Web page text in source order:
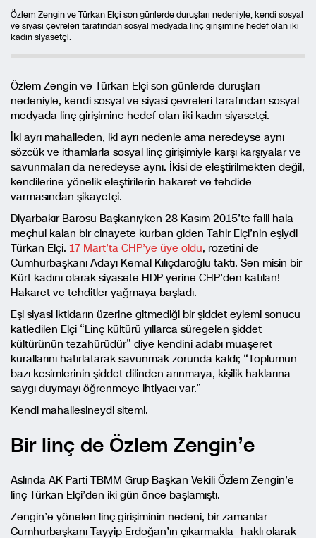
Özlem Zengin ve Türkan Elçi son günlerde duruşları nedeniyle, kendi sosyal
ve siyasi çevreleri tarafından sosyal medyada linç girişimine hedef olan iki
kadın siyasetçi.
Özlem Zengin ve Türkan Elçi son günlerde duruşları
nedeniyle, kendi sosyal ve siyasi çevreleri tarafından sosyal
medyada linç girişimine hedef olan iki kadın siyasetçi.
İki ayrı mahalleden, iki ayrı nedenle ama neredeyse aynı
sözcük ve ithamlarla sosyal linç girişimiyle karşı karşıyalar ve
savunmaları da neredeyse aynı. İkisi de eleştirilmekten değil,
kendilerine yönelik eleştirilerin hakaret ve tehdide
varmasından şikayetçi.
Diyarbakır Barosu Başkanıyken 28 Kasım 2015’te faili hala
meçhul kalan bir cinayete kurban giden Tahir Elçi’nin eşiydi
Türkan Elçi. 17 Mart’ta CHP’ye üye oldu, rozetini de
Cumhurbaşkanı Adayı Kemal Kılıçdaroğlu taktı. Sen misin bir
Kürt kadını olarak siyasete HDP yerine CHP’den katılan!
Hakaret ve tehditler yağmaya başladı.
Eşi siyasi iktidarın üzerine gitmediği bir şiddet eylemi sonucu
katledilen Elçi “Linç kültürü yıllarca süregelen şiddet
kültürünün tezahürüdür” diye kendini adabı muaşeret
kurallarını hatırlatarak savunmak zorunda kaldı; “Toplumun
bazı kesimlerinin şiddet dilinden arınmaya, kişilik haklarına
saygı duymayı öğrenmeye ihtiyacı var.”
Kendi mahallesineydi sitemi.
Bir linç de Özlem Zengin’e
Aslında AK Parti TBMM Grup Başkan Vekili Özlem Zengin’e
linç Türkan Elçi’den iki gün önce başlamıştı.
Zengin’e yönelen linç girişiminin nedeni, bir zamanlar
Cumhurbaşkanı Tayyip Erdoğan’ın çıkarmakla -haklı olarak-